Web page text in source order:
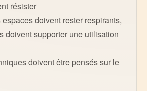
résister
espaces doivent rester respirants,
doivent supporter une utilisation
doivent être pensés sur le